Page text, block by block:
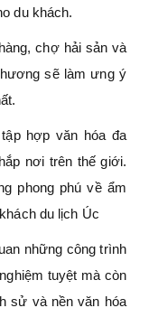
du khách.
chợ hải sản và
sẽ làm ưng ý
hợp văn hóa đa
nơi trên thế giới.
phong phú về ẩm
du lịch Úc
những công trình
tuyệt mà còn
sử và nền văn hóa